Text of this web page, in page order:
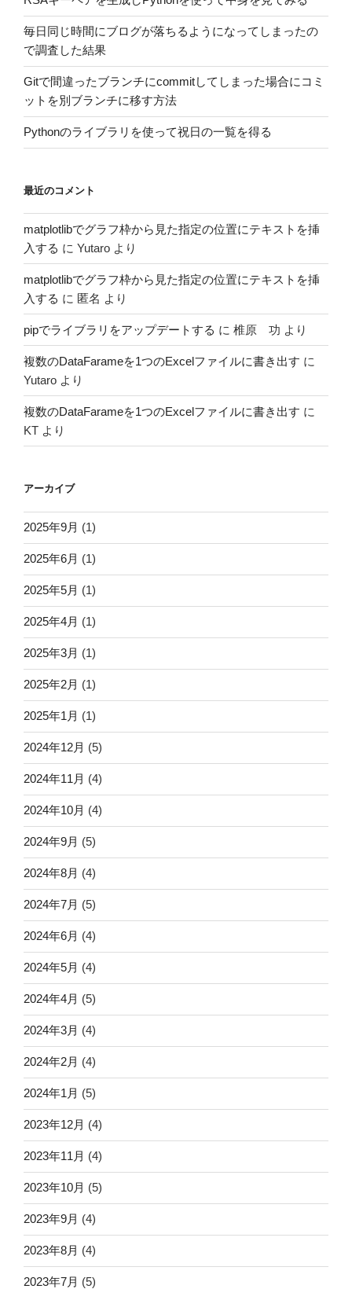
毎日同じ時間にブログが落ちるようになってしまったの
で調査した結果
Gitで間違ったブランチにcommitしてしまった場合にコミ
ットを別ブランチに移す方法
Pythonのライブラリを使って祝日の一覧を得る
最近のコメント
matplotlibでグラフ枠から見た指定の位置にテキストを挿
入する に Yutaro より
matplotlibでグラフ枠から見た指定の位置にテキストを挿
入する に 匿名 より
pipでライブラリをアップデートする に 椎原 功 より
複数のDataFarameを1つのExcelファイルに書き出す に
Yutaro より
複数のDataFarameを1つのExcelファイルに書き出す に
KT より
アーカイブ
2025年9月 (1)
2025年6月 (1)
2025年5月 (1)
2025年4月 (1)
2025年3月 (1)
2025年2月 (1)
2025年1月 (1)
2024年12月 (5)
2024年11月 (4)
2024年10月 (4)
2024年9月 (5)
2024年8月 (4)
2024年7月 (5)
2024年6月 (4)
2024年5月 (4)
2024年4月 (5)
2024年3月 (4)
2024年2月 (4)
2024年1月 (5)
2023年12月 (4)
2023年11月 (4)
2023年10月 (5)
2023年9月 (4)
2023年8月 (4)
2023年7月 (5)